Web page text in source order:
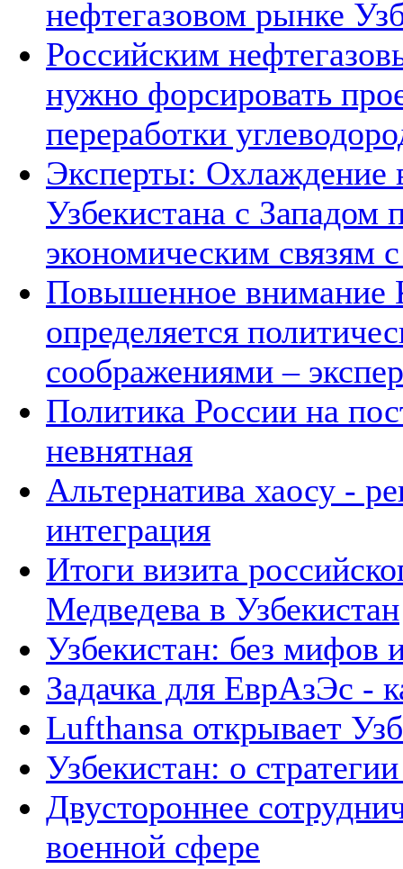
нефтегазовом рынке
Российским
нужно форсировать
переработки
Эксперты: Охлаждение
Узбекистана с
экономическим связям
Повышенное внимание
определяется
соображениями –
Политика России на
невнятная
Альтернатива хаосу -
интеграция
Итоги визита
Медведева в Узбекистан
Узбекистан: без мифов
Задачка для ЕврАзЭс -
Lufthansa открывает
Узбекистан: о
Двустороннее
военной сфере